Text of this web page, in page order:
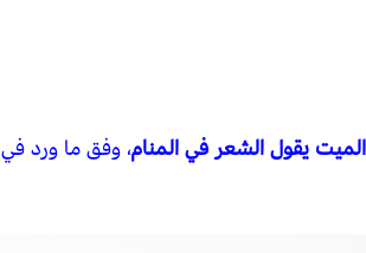
يقول الشعر في المنام، وفق ما ورد في